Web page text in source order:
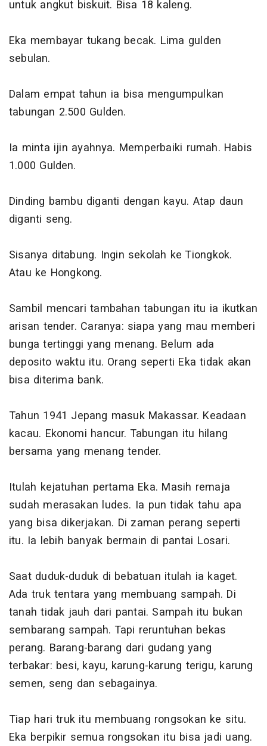
untuk angkut biskuit. Bisa 18 kaleng.
Eka membayar tukang becak. Lima gulden
sebulan.
Dalam empat tahun ia bisa mengumpulkan
tabungan 2.500 Gulden.
Ia minta ijin ayahnya. Memperbaiki rumah. Habis
1.000 Gulden.
Dinding bambu diganti dengan kayu. Atap daun
diganti seng.
Sisanya ditabung. Ingin sekolah ke Tiongkok.
Atau ke Hongkong.
Sambil mencari tambahan tabungan itu ia ikutkan
arisan tender. Caranya: siapa yang mau memberi
bunga tertinggi yang menang. Belum ada
deposito waktu itu. Orang seperti Eka tidak akan
bisa diterima bank.
Tahun 1941 Jepang masuk Makassar. Keadaan
kacau. Ekonomi hancur. Tabungan itu hilang
bersama yang menang tender.
Itulah kejatuhan pertama Eka. Masih remaja
sudah merasakan ludes. Ia pun tidak tahu apa
yang bisa dikerjakan. Di zaman perang seperti
itu. Ia lebih banyak bermain di pantai Losari.
Saat duduk-duduk di bebatuan itulah ia kaget.
Ada truk tentara yang membuang sampah. Di
tanah tidak jauh dari pantai. Sampah itu bukan
sembarang sampah. Tapi reruntuhan bekas
perang. Barang-barang dari gudang yang
terbakar: besi, kayu, karung-karung terigu, karung
semen, seng dan sebagainya.
Tiap hari truk itu membuang rongsokan ke situ.
Eka berpikir semua rongsokan itu bisa jadi uang.